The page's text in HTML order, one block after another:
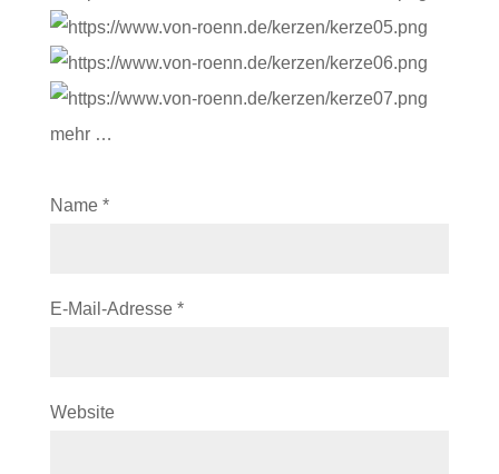
mehr …
Name *
E-Mail-Adresse *
Website